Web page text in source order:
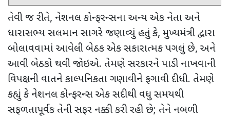
તેવી જ રીતે, નેશનલ કોન્ફરન્સના અન્ય એક નેતા અને
ધારાસભ્યસલમાન સાગરે જણાવ્યું હતું કે, મુખ્યમંત્રી દ્વારા
બોલાવવામાં આવેલી બેઠક એક સકારાત્મક પગલું છે, અને
આવી બેઠકો થવી જોઇએ. તેમણે સરકારને પાડી નાખવાની
વિપક્ષની વાતને કાલ્પનિકતા ગણાવીને ફગાવી દીધી. તેમણે
કહ્યું કે નેશનલ કોન્ફરન્સ એક સદીથી વધુ સમયથી
સફળતાપૂર્વક તેની સફર નક્કી કરી રહી છે; તેને નબળી